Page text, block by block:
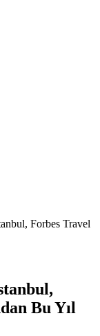
Forbes Travel
Bu Yıl